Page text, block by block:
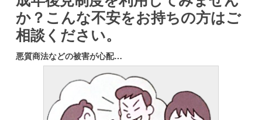
か？ こんな不安をお持ちの方はご
相談ください。
悪質商法などの被害が心配…